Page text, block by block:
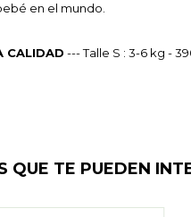
en el mundo.
CALIDAD --- Talle S : 3-6 kg -
QUE TE PUEDEN